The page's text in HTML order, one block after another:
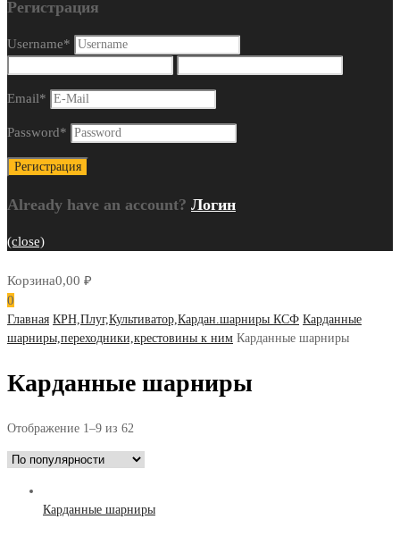
Регистрация
Username*
Email*
Password*
Already have an account? Логин
(close)
Корзина0,00 ₽
0
Главная КРН,Плуг,Культиватор,Кардан.шарниры КСФ Карданные
шарниры,переходники,крестовины к ним Карданные шарниры
Карданные шарниры
Отображение 1–9 из 62
Карданные шарниры